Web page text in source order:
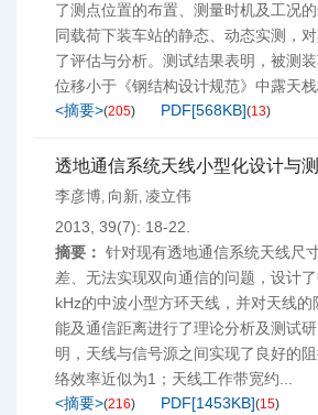
了测点位置的布置、测量时机及工况
同载荷下装车站的静态、动态实测，
了评估与分析。测试结果表明，被测
位移小于《钢结构设计规范》中露天栈
<摘要>(205) PDF[568KB](13)
透地通信系统天线小型化设计与
李彦博, 向新, 凌立伟
2013, 39(7): 18-22.
摘要： 针对现有透地通信系统天线尺
差、无法实现双向通信的问题，设计
kHz的中波小型方环天线，并对天线的
能及通信距离进行了理论分析及测试
明，天线与信号源之间实现了良好的
络效率近似为1；天线工作带宽约...
<摘要>(216) PDF[1453KB](15)